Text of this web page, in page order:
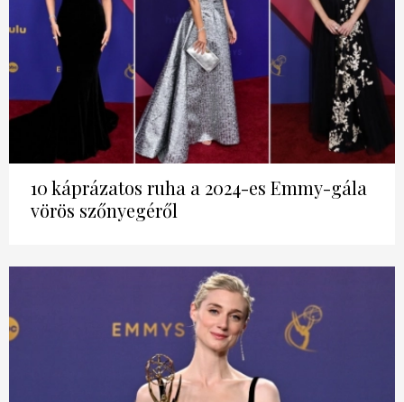
10 káprázatos ruha a 2024-es Emmy-gála
vörös szőnyegéről